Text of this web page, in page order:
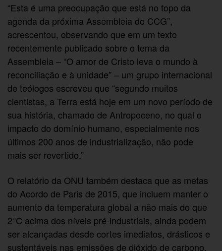
“Esta é uma preocupação que está no topo da
agenda da próxima Assembleia do CCG”,
acrescentou, observando que em um texto
recentemente publicado sobre o tema da
Assembleia – “O amor de Cristo leva o mundo à
reconciliação e à unidade” – um grupo internacional
de teólogos escreveu que “segundo muitos
cientistas, a Terra está hoje em um novo período de
sua história, chamado de Antropoceno, no qual o
impacto do domínio humano, especialmente nos
últimos 200 anos de industrialização, não pode
mais ser revertido.”
O relatório da ONU também destaca que as metas
do Acordo de Paris de 2015, que incluem manter o
aumento da temperatura global a não mais do que
2°C acima dos níveis pré-industriais, ainda podem
ser alcançadas desde cortes imediatos, drásticos e
sustentáveis nas emissões de dióxido de carbono.